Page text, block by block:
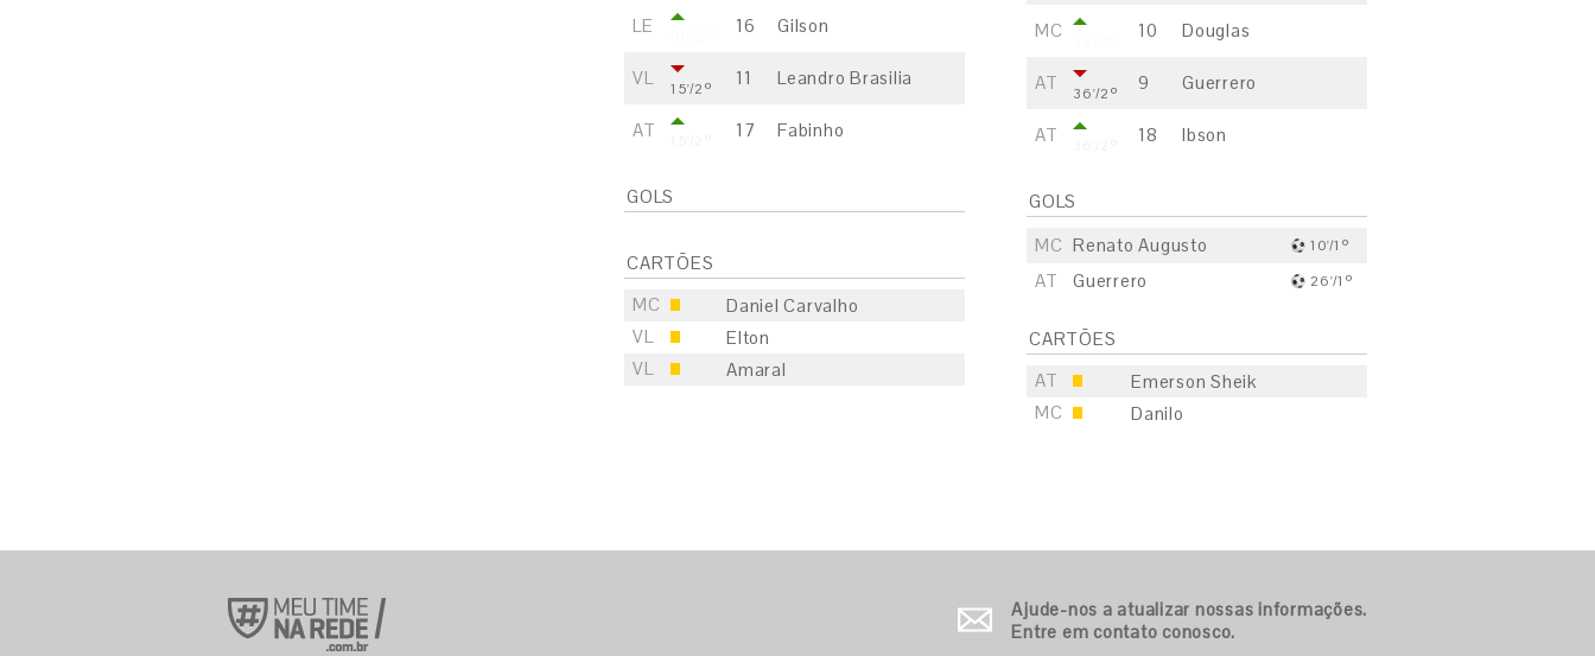
S
LE 16 Gilson
VL 15'/2º 11 Leandro Brasilia
AT 17 Fabinho
GOLS
CARTÕES
MC
Daniel Carvalho
VL
Elton
VL
Amaral
MC
E
10 Douglas
AT 36'/2º 9 Guerrero
AT 18 Ibson
GOLS
MC Renato Augusto 10'/1º
AT Guerrero 26'/1º
CARTÕES
AT
Emerson Sheik
MC
Danilo
Ajude-nos a atualizar nossas informações.
Entre em contato conosco.